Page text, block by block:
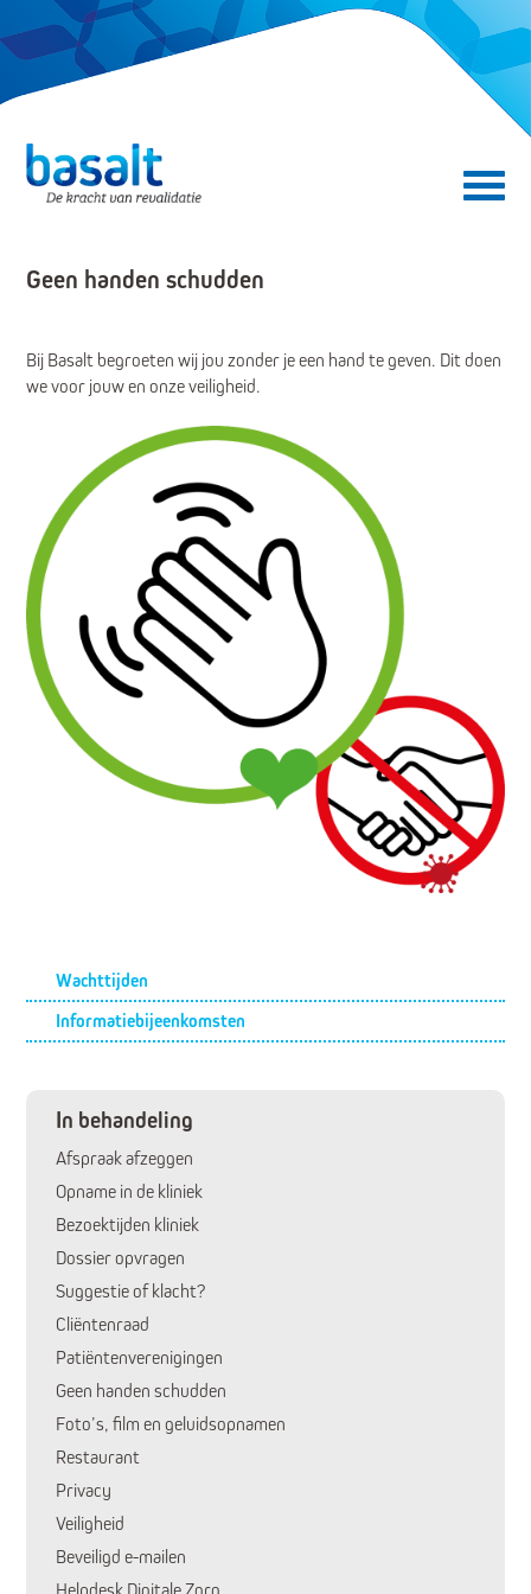
Direct naar de contentDirect naar de navigatie
Geen handen schudden
Bij Basalt begroeten wij jou zonder je een hand te geven. Dit doen
we voor jouw en onze veiligheid.
Submenu
Wachttijden
Informatiebijeenkomsten
In behandeling
Afspraak afzeggen
Opname in de kliniek
Bezoektijden kliniek
Dossier opvragen
Suggestie of klacht?
Cliëntenraad
Patiëntenverenigingen
Huidige pagina:
Geen handen schudden
Foto’s, film en geluidsopnamen
Restaurant
Privacy
Veiligheid
Beveiligd e-mailen